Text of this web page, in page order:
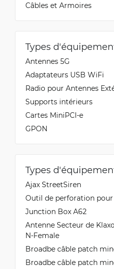
Câbles et Armoires
Types
Antennes 5G
Adaptateurs USB WiFi
Radio pour Antennes
Supports intérieurs
Cartes MiniPCI-e
GPON
Types
Ajax StreetSiren
Outil de perforation pour
Junction Box A62
Antenne Secteur de
N-Female
Broadbe câble patch
Broadbe câble patch